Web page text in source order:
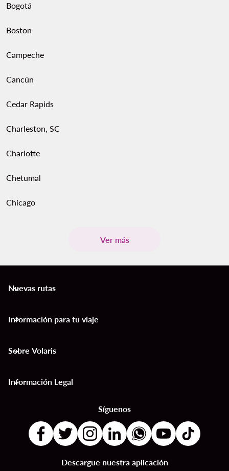
Bogotá
Boston
Campeche
Cancún
Cedar Rapids
Charleston, SC
Charlotte
Chetumal
Chicago
Ver más
Nuevas rutas
keyboard_arrow_down
Información para tu viaje
keyboard_arrow_down
Sobre Volaris
keyboard_arrow_down
Información Legal
keyboard_arrow_down
Síguenos
Descargue nuestra aplicación